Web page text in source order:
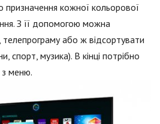
кожної кольорової
З її допомогою можна
телепрограму або ж відсортувати
спорт, музика). В кінці потрібно
з меню.